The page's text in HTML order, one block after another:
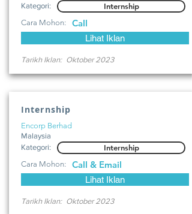
Kategori:
Internship
Cara Mohon: Call
Lihat Iklan
Tarikh Iklan: Oktober 2023
Internship
Encorp Berhad
Malaysia
Kategori:
Internship
Cara Mohon: Call & Email
Lihat Iklan
Tarikh Iklan: Oktober 2023